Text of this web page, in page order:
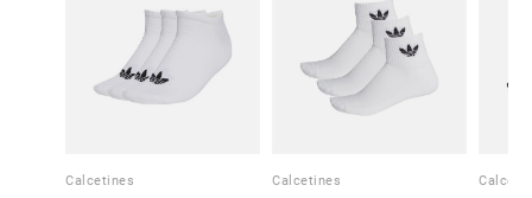
Calcetines Calcetines